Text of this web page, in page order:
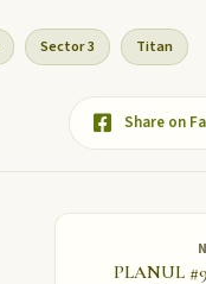
Sector 3 Titan
Share on
PLANUL